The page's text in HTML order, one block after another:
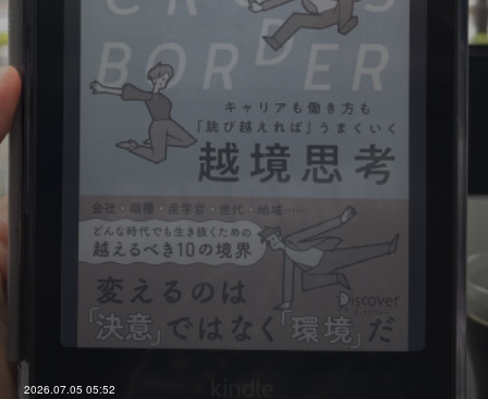
2026.07.05 05:52